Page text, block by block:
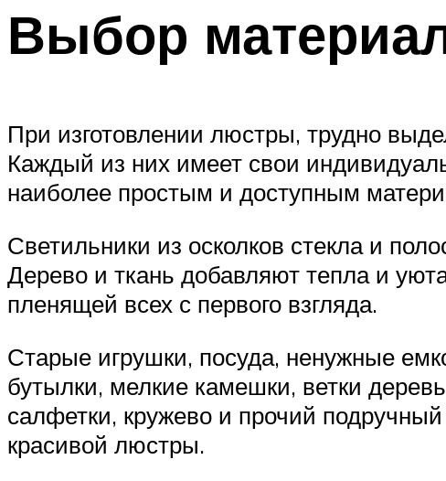
Выбор
При изготовлении люстры, трудно
Каждый из них имеет свои
наиболее простым и доступным
Светильники из осколков стекла и
Дерево и ткань добавляют тепла и
пленящей всех с первого взгляда.
Старые игрушки, посуда, ненужные
бутылки, мелкие камешки, ветки
салфетки, кружево и прочий
красивой люстры.